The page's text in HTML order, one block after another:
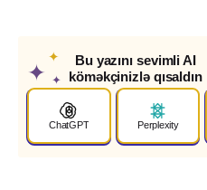
✦
✦
✦
Bu yazını sevimli AI
köməkçinizlə qısaldın
ChatGPT Perplexity